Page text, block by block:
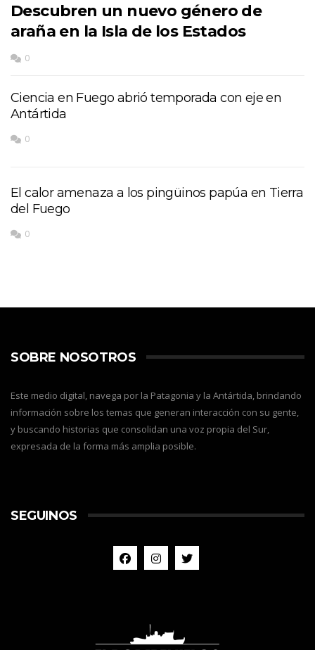
Descubren un nuevo género de
araña en la Isla de los Estados
0
Ciencia en Fuego abrió temporada con eje en
Antártida
0
El calor amenaza a los pingüinos papúa en Tierra
del Fuego
0
SOBRE NOSOTROS
Este medio digital, navega por la Patagonia y la Antártida, brindando
información sobre los temas que generan interacción con su gente,
y buscando historias que consolidan una voz propia del Sur,
expresada de la forma más amplia posible.
SEGUINOS